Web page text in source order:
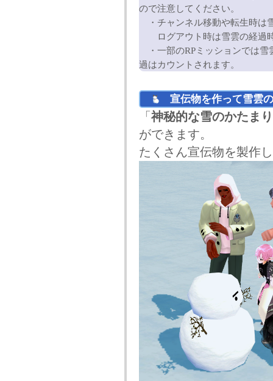
ので注意してください。
・チャンネル移動や転生時は
ログアウト時は雪雲の経過
・一部のRPミッションでは雪
過はカウントされます。
宣伝物を作って雪雲
「 神秘的な雪のかたまり
ができます。
たくさん宣伝物を製作